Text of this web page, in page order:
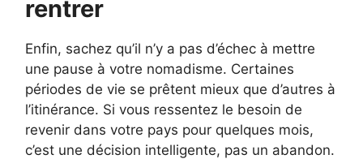
rentrer
Enfin, sachez qu’il n’y a pas d’échec à mettre
une pause à votre nomadisme. Certaines
périodes de vie se prêtent mieux que d’autres à
l’itinérance. Si vous ressentez le besoin de
revenir dans votre pays pour quelques mois,
c’est une décision intelligente, pas un abandon.